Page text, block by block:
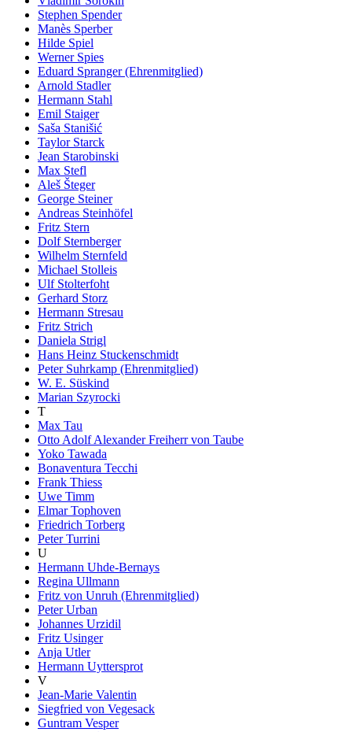
Stephen Spender
Manès Sperber
Hilde Spiel
Werner Spies
Eduard Spranger (Ehrenmitglied)
Arnold Stadler
Hermann Stahl
Emil Staiger
Saša Stanišić
Taylor Starck
Jean Starobinski
Max Stefl
Aleš Šteger
George Steiner
Andreas Steinhöfel
Fritz Stern
Dolf Sternberger
Wilhelm Sternfeld
Michael Stolleis
Ulf Stolterfoht
Gerhard Storz
Hermann Stresau
Fritz Strich
Daniela Strigl
Hans Heinz Stuckenschmidt
Peter Suhrkamp (Ehrenmitglied)
W. E. Süskind
Marian Szyrocki
T
Max Tau
Otto Adolf Alexander Freiherr von Taube
Yoko Tawada
Bonaventura Tecchi
Frank Thiess
Uwe Timm
Elmar Tophoven
Friedrich Torberg
Peter Turrini
U
Hermann Uhde-Bernays
Regina Ullmann
Fritz von Unruh (Ehrenmitglied)
Peter Urban
Johannes Urzidil
Fritz Usinger
Anja Utler
Hermann Uyttersprot
V
Jean-Marie Valentin
Siegfried von Vegesack
Guntram Vesper